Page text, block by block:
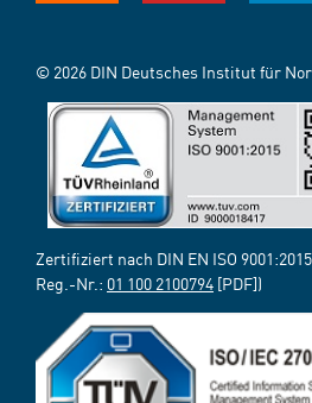
© 2026 DIN Deutsches Institut für
Zertifiziert nach DIN EN ISO
Reg.-Nr.: 01 100 2100794 [PDF])